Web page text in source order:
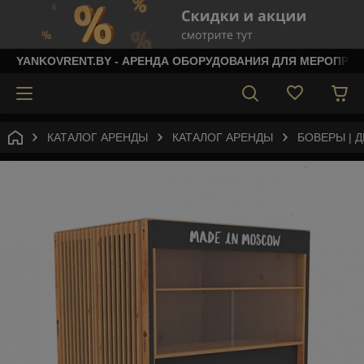
YANKOVRENT.BY - АРЕНДА ОБОРУДОВАНИЯ ДЛЯ
КАТАЛОГ АРЕНДЫ КАТАЛОГ АРЕНДЫ БОВЕРЫ |